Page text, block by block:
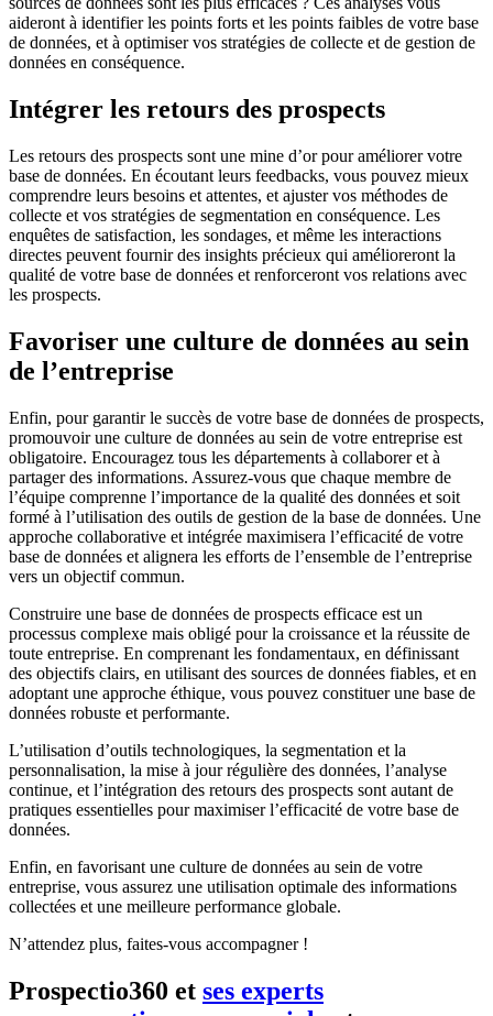
aideront à identifier les points forts et les points faibles de votre base
de données, et à optimiser vos stratégies de collecte et de gestion de
données en conséquence.
Intégrer les retours des prospects
Les retours des prospects sont une mine d’or pour améliorer votre
base de données. En écoutant leurs feedbacks, vous pouvez mieux
comprendre leurs besoins et attentes, et ajuster vos méthodes de
collecte et vos stratégies de segmentation en conséquence. Les
enquêtes de satisfaction, les sondages, et même les interactions
directes peuvent fournir des insights précieux qui amélioreront la
qualité de votre base de données et renforceront vos relations avec
les prospects.
Favoriser une culture de données au sein
de l’entreprise
Enfin, pour garantir le succès de votre base de données de prospects,
promouvoir une culture de données au sein de votre entreprise est
obligatoire. Encouragez tous les départements à collaborer et à
partager des informations. Assurez-vous que chaque membre de
l’équipe comprenne l’importance de la qualité des données et soit
formé à l’utilisation des outils de gestion de la base de données. Une
approche collaborative et intégrée maximisera l’efficacité de votre
base de données et alignera les efforts de l’ensemble de l’entreprise
vers un objectif commun.
Construire une base de données de prospects efficace est un
processus complexe mais obligé pour la croissance et la réussite de
toute entreprise. En comprenant les fondamentaux, en définissant
des objectifs clairs, en utilisant des sources de données fiables, et en
adoptant une approche éthique, vous pouvez constituer une base de
données robuste et performante.
L’utilisation d’outils technologiques, la segmentation et la
personnalisation, la mise à jour régulière des données, l’analyse
continue, et l’intégration des retours des prospects sont autant de
pratiques essentielles pour maximiser l’efficacité de votre base de
données.
Enfin, en favorisant une culture de données au sein de votre
entreprise, vous assurez une utilisation optimale des informations
collectées et une meilleure performance globale.
N’attendez plus, faites-vous accompagner !
Prospectio360 et ses experts